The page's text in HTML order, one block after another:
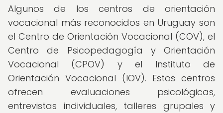
Algunos de los centros de orientación
vocacional más reconocidos en Uruguay son
el Centro de Orientación Vocacional (COV), el
Centro de Psicopedagogía y Orientación
Vocacional (CPOV) y el Instituto de
Orientación Vocacional (IOV). Estos centros
ofrecen evaluaciones psicológicas,
entrevistas individuales, talleres grupales y